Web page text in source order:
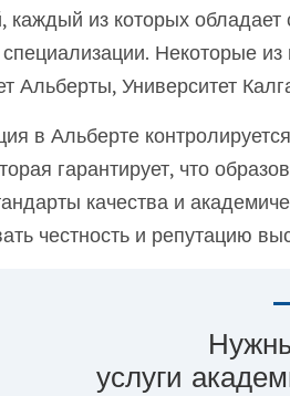
каждый из которых
Некоторые
Альберты, Университет
в Альберте
гарантирует, что
качества и
честность и репутацию
услуги